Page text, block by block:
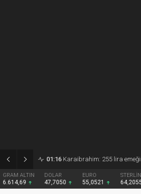
01:15 Gezmiş: 250 liralık fındık
DOLAR
47,7050
EURO
55,0521
STERLİN
64,2055
BIST 100